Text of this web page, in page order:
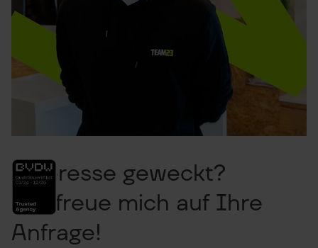
Interesse geweckt?
Ich freue mich auf Ihre
Anfrage!